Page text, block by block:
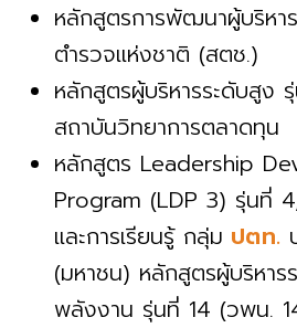
หลักสูตรการพัฒนาผู้บริหา
ตำรวจแห่งชาติ (สตช.)
หลักสูตรผู้บริหารระดับสูง
สถาบันวิทยาการตลาดทุน
หลักสูตร Leadership
Program (LDP 3) รุ่นที่
และการเรียนรู้ กลุ่ม ปตท.
(มหาชน) หลักสูตรผู้บริหาร
พลังงาน รุ่นที่ 14 (วพน.